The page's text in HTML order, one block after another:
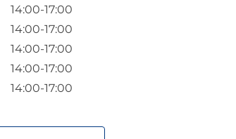
14:00-17:00
14:00-17:00
14:00-17:00
14:00-17:00
14:00-17:00